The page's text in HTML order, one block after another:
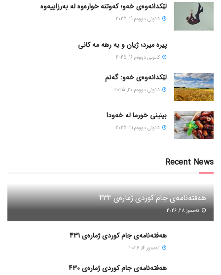
لێکدانەوەی خەو؛ کەوتنە خوارەوە لە بەرزاییەوە
كانونی دووه‌م 19, 2025
پیره میرد؛ ژیان و به رهه مه کانی
كانونی دووه‌م 16, 2025
لێکدانەوەی خەو: گەنم
كانونی دووه‌م 20, 2025
بینینی خورما لە خەودا
كانونی دووه‌م 21, 2025
Recent News
هەفتەنامەی جام کوردی ژمارەی 432
ته‌مموز 28, 2026
هەفتەنامەی جام کوردی ژمارەی 431
ته‌مموز 14, 2026
هەفتەنامەی جام کوردی ژمارەی 430